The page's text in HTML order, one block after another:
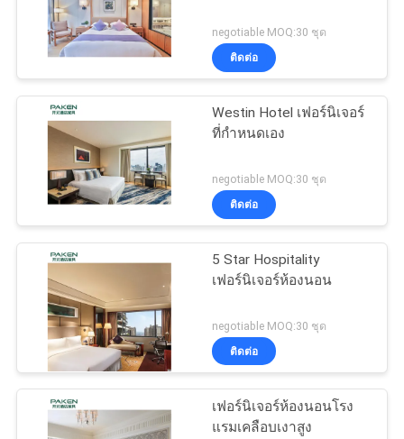
negotiable MOQ:30 ชุด
ติดต่อ
Westin Hotel เฟอร์นิเจอร์
ที่กำหนดเอง
negotiable MOQ:30 ชุด
ติดต่อ
5 Star Hospitality
เฟอร์นิเจอร์ห้องนอน
negotiable MOQ:30 ชุด
ติดต่อ
เฟอร์นิเจอร์ห้องนอนโรง
แรมเคลือบเงาสูง